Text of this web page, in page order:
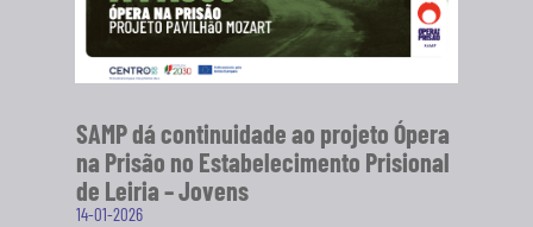
SAMP dá continuidade ao projeto Ópera
na Prisão no Estabelecimento Prisional
de Leiria – Jovens
14-01-2026